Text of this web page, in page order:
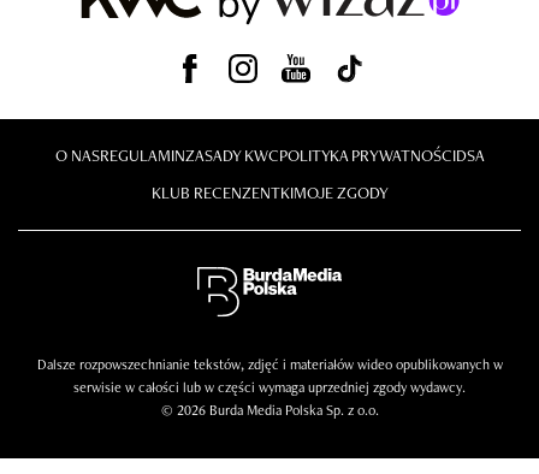
O NASREGULAMINZASADY KWCPOLITYKA PRYWATNOŚCIDSA
KLUB RECENZENTKIMOJE ZGODY
Dalsze rozpowszechnianie tekstów, zdjęć i materiałów wideo opublikowanych w
serwisie w całości lub w części wymaga uprzedniej zgody wydawcy.
© 2026 Burda Media Polska Sp. z o.o.